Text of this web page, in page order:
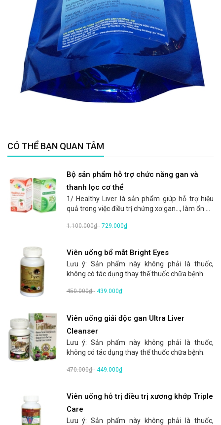
CÓ THỂ BẠN QUAN TÂM
Bộ sản phẩm hỗ trợ chức năng gan và
thanh lọc cơ thể
1/ Healthy Liver là sản phẩm giúp hỗ trợ hiệu
quả trong việc điều trị chứng xơ gan..., làm ổn ...
1.100.000₫- 729.000₫
Viên uống bổ mắt Bright Eyes
Lưu ý: Sản phẩm này không phải là thuốc,
không có tác dụng thay thế thuốc chữa bệnh.
450.000₫- 439.000₫
Viên uống giải độc gan Ultra Liver
Cleanser
Lưu ý: Sản phẩm này không phải là thuốc,
không có tác dụng thay thế thuốc chữa bệnh.
470.000₫- 449.000₫
Viên uống hỗ trị điều trị xương khớp Triple
Care
Lưu ý: Sản phẩm này không phải là thuốc,